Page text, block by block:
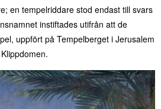
en tempelriddare stod endast till svars
instiftades utifrån att de
uppfört på Tempelberget i Jerusalem